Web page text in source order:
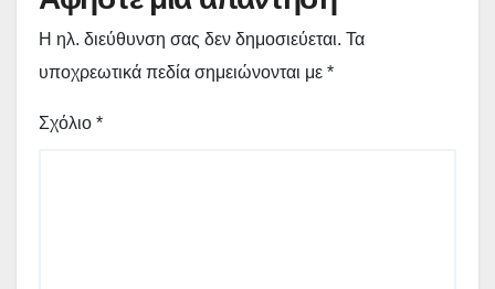
Η ηλ. διεύθυνση σας δεν δημοσιεύεται. Τα
υποχρεωτικά πεδία σημειώνονται με *
Σχόλιο *